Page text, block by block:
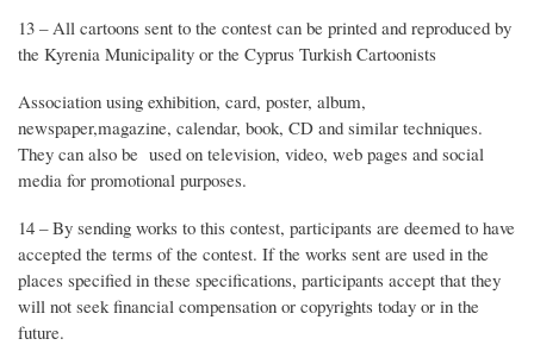
13 – All cartoons sent to the contest can be printed and reproduced by
the Kyrenia Municipality or the Cyprus Turkish Cartoonists
Association using exhibition, card, poster, album,
newspaper,magazine, calendar, book, CD and similar techniques.
They can also be used on television, video, web pages and social
media for promotional purposes.
14 – By sending works to this contest, participants are deemed to have
accepted the terms of the contest. If the works sent are used in the
places specified in these specifications, participants accept that they
will not seek financial compensation or copyrights today or in the
future.